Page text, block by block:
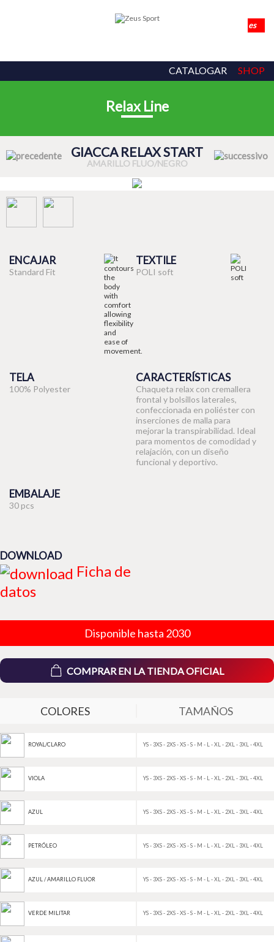
CATALOGAR SHOP
Relax Line
GIACCA RELAX START
AMARILLO FLUO/NEGRO
ENCAJAR
Standard Fit
TEXTILE
POLI soft
TELA
100% Polyester
CARACTERÍSTICAS
Chaqueta relax con cremallera
frontal y bolsillos laterales,
confeccionada en poliéster con
inserciones de malla para
mejorar la transpirabilidad. Ideal
para momentos de comodidad y
relajación, con un diseño
funcional y deportivo.
EMBALAJE
30 pcs
DOWNLOAD
Ficha de
datos
Disponible hasta 2030
COMPRAR EN LA TIENDA OFICIAL
COLORES TAMAÑOS
ROYAL/CLARO YS - 3XS - 2XS - XS - S - M - L - XL - 2XL - 3XL - 4XL
VIOLA YS - 3XS - 2XS - XS - S - M - L - XL - 2XL - 3XL - 4XL
AZUL YS - 3XS - 2XS - XS - S - M - L - XL - 2XL - 3XL - 4XL
PETRÓLEO YS - 3XS - 2XS - XS - S - M - L - XL - 2XL - 3XL - 4XL
AZUL / AMARILLO FLUOR YS - 3XS - 2XS - XS - S - M - L - XL - 2XL - 3XL - 4XL
VERDE MILITAR YS - 3XS - 2XS - XS - S - M - L - XL - 2XL - 3XL - 4XL